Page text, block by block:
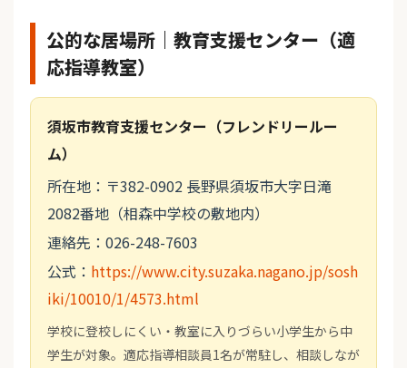
公的な居場所｜教育支援センター（適
応指導教室）
須坂市教育支援センター（フレンドリールー
ム）
所在地：〒382-0902 長野県須坂市大字日滝
2082番地（相森中学校の敷地内）
連絡先：026-248-7603
公式： https://www.city.suzaka.nagano.jp/sosh
iki/10010/1/4573.html
学校に登校しにくい・教室に入りづらい小学生から中
学生が対象。適応指導相談員1名が常駐し、相談しなが